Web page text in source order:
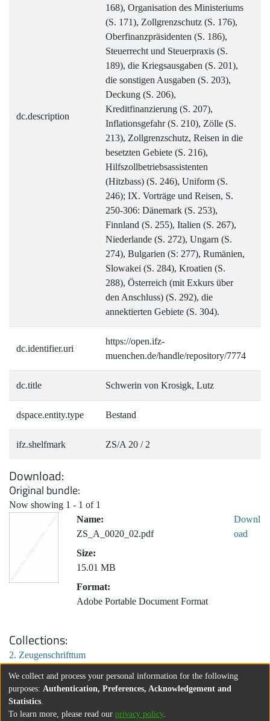
dc.description
168), Organisation des Ministeriums
(S. 171), Zollgrenzschutz (S. 176),
Oberfinanzpräsidenten (S. 186),
Steuerrecht und Steuerpraxis (S.
189), die Kriegsausgaben (S. 201),
die sonstigen Ausgaben (S. 203),
Deckung (S. 206),
Kreditfinanzierung (S. 207),
Inflationsgefahr (S. 210), Zölle (S.
213), Zollgrenzschutz, Reisen in die
besetzten Gebiete (S. 216),
Hilfszollbetriebsassistenten
(Hitzbass) (S. 246), Uniform (S.
246); IX. Vorträge und Reisen, S.
250-306: Dänemark (S. 253),
Finnland (S. 255), Italien (S. 267),
Niederlande (S. 272), Ungarn (S.
274), Bulgarien (S: 277), Rumänien,
Slowakei (S. 284), Kroatien (S.
288), Österreich (mit Exkurs über
den Anschluss) (S. 292), die
annektierten Gebiete (S. 304).
dc.identifier.uri
https://open.ifz-
muenchen.de/handle/repository/7774
dc.title Schwerin von Krosigk, Lutz
dspace.entity.type Bestand
ifz.shelfmark ZS/A 20 / 2
Download
Original bundle
Now showing 1 - 1 of 1
Name:
ZS_A_0020_02.pdf
Size:
15.01 MB
Format:
Adobe Portable Document Format
Downl
oad
Collections
2. Zeugenschrifttum
We collect and process your personal information for the following
purposes: Authentication, Preferences, Acknowledgement and
Statistics
To learn more, please read our privacy policy.